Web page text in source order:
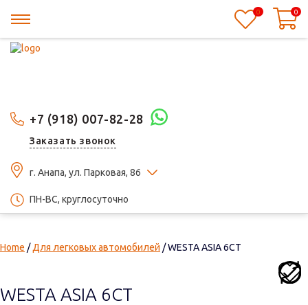
+7 (918) 007-82-28
Заказать звонок
г. Анапа, ул. Парковая, 86
ПН-ВС, круглосуточно
0 0
Home /Для легковых автомобилей / WESTA ASIA 6СТ
WESTA ASIA 6СТ